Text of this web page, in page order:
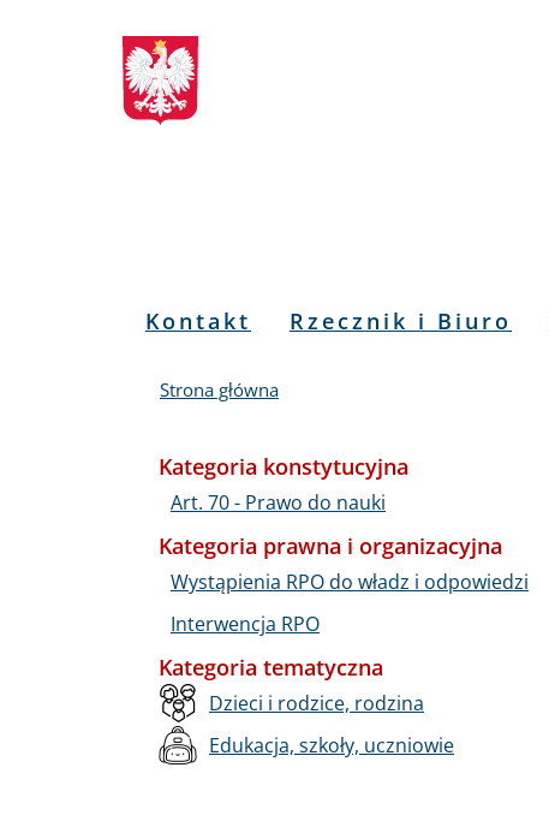
Biuletyn
Informacji
Publicznej
Menu
Kontakt Rzecznik i Biuro
Strona główna
Kategoria konstytucyjna
Art. 70 - Prawo do nauki
Kategoria prawna i organizacyjna
Wystąpienia RPO do władz i odpowiedzi
Interwencja RPO
Kategoria tematyczna
Dzieci i rodzice, rodzina
Edukacja, szkoły, uczniowie